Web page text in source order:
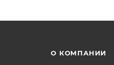
О КОМПАНИИ